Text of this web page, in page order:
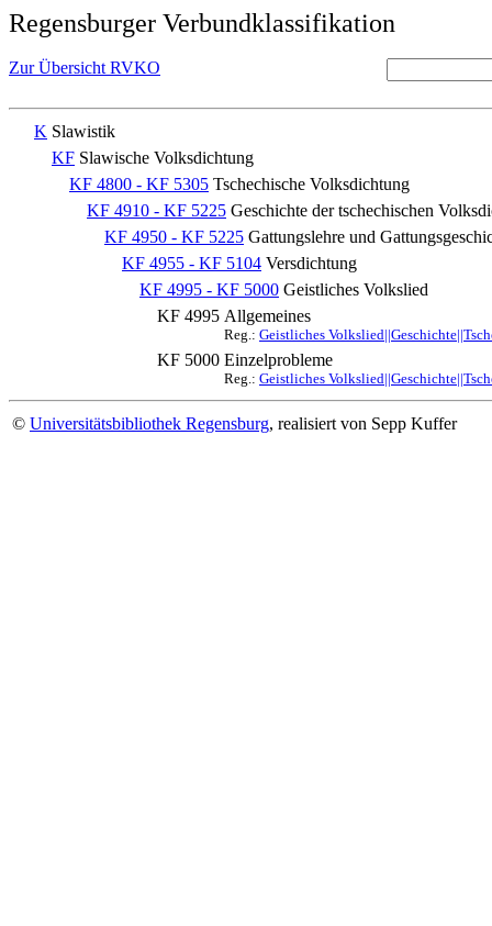
Regensburger Verbundklassifikation
Zur Übersicht RVKO
K Slawistik
KF Slawische Volksdichtung
KF 4800 - KF 5305 Tschechische Volksdichtung
KF 4910 - KF 5225 Geschichte der tschechischen
KF 4950 - KF 5225 Gattungslehre und
KF 4955 - KF 5104 Versdichtung
KF 4995 - KF 5000 Geistliches Volkslied
KF 4995 Allgemeines
Reg.: Geistliches
KF 5000 Einzelprobleme
Reg.: Geistliches
© Universitätsbibliothek Regensburg, realisiert von Sepp Kuffer